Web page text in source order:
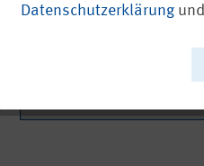
Datenschutzerklärung und